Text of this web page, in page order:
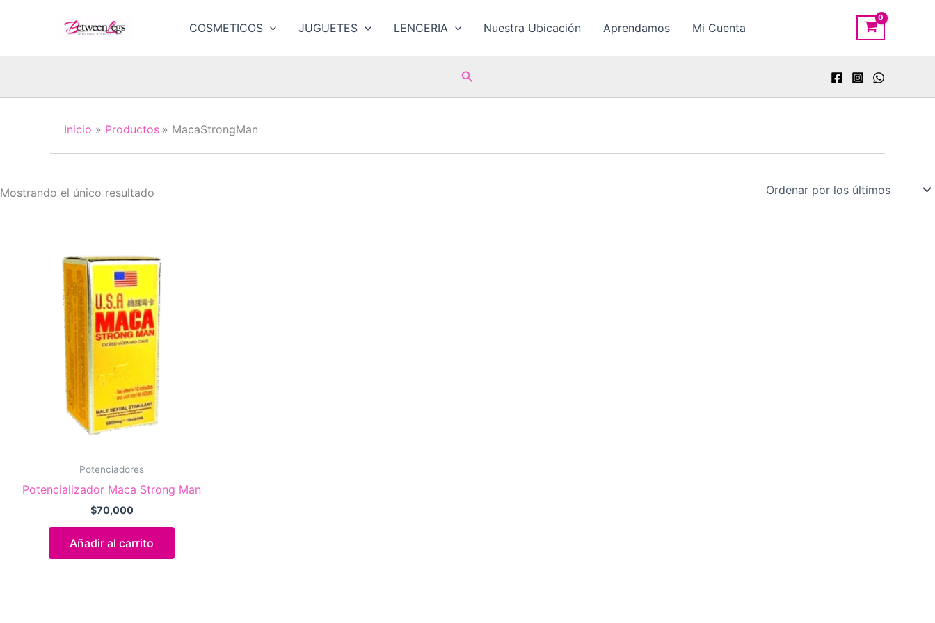
COSMETICOS JUGUETES LENCERIA Nuestra Ubicación Aprendamos Mi Cuenta
Buscar
Inicio Productos MacaStrongMan
Mostrando el único resultado
Potenciadores
Potencializador Maca Strong Man
$70,000
Añadir al carrito